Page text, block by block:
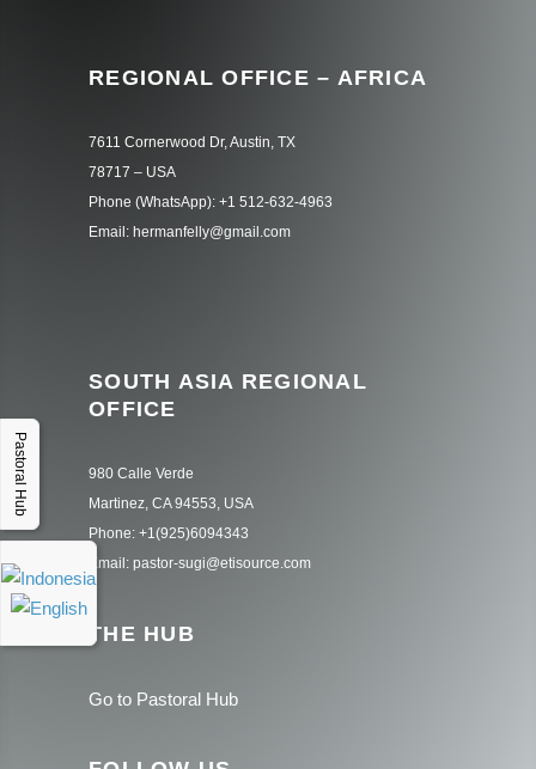
Pastoral Hub
REGIONAL OFFICE – AFRICA
7611 Cornerwood Dr, Austin, TX
78717 – USA
Phone (WhatsApp): +1 512-632-4963
Email: hermanfelly@gmail.com
SOUTH ASIA REGIONAL
OFFICE
980 Calle Verde
Martinez, CA 94553, USA
Phone: +1(925)6094343
Email: pastor-sugi@etisource.com
THE HUB
Go to Pastoral Hub